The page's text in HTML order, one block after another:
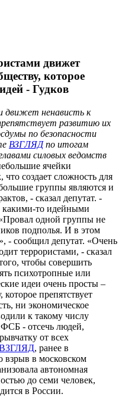
движет
которое
- Гудков
движет ненависть к
развитию их
по безопасности
ВЗГЛЯДпо итогам
силовых ведомств
ячейки
создает сложность для
группы являются и
- сказал депутат. -
какими-то идейными
одной группы не
подполья. И в этом
- сообщил депутат. «Очень
террористами, - сказал
чтобы совершить
психотропные или
идеи очень просты –
которое препятствует
ни экономическое
к такому числу
ФСБ - отсечь людей,
от всех
, ранее в
взрыв в московском
автономная
до семи человек,
в России.